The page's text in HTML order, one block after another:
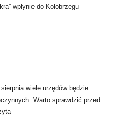
wpłynie do Kołobrzegu
sierpnia wiele urzędów będzie
Warto sprawdzić przed